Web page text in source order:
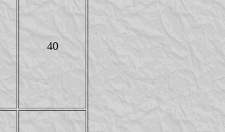
40